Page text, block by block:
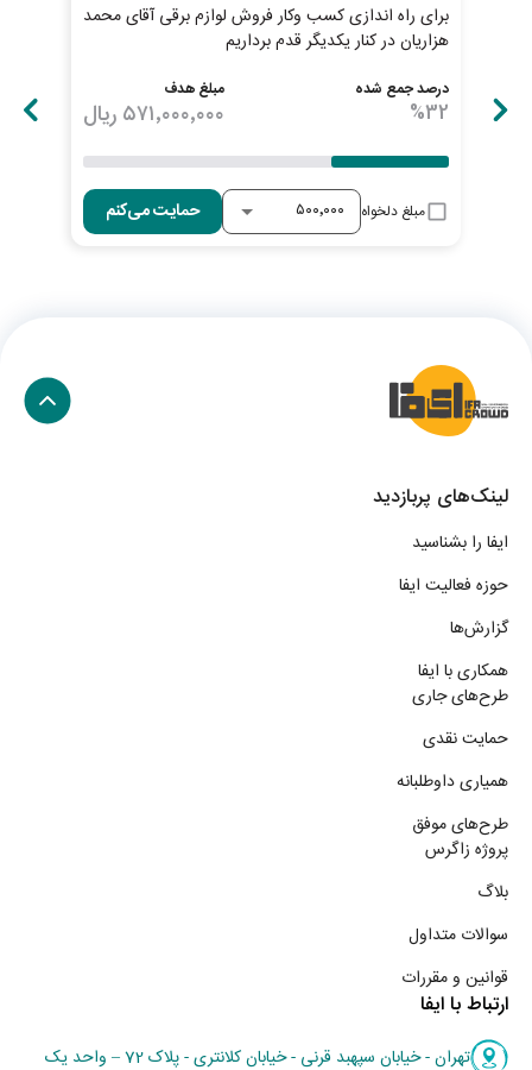
برای راه اندازی کسب وکار فروش لوازم برقی آقای محمد
هزاریان در کنار یکدیگر قدم برداریم
درصد جمع شده
%32
مبلغ هدف
۵۷۱٬۰۰۰٬۰۰۰ ریال
مبلغ دلخواه حمایت می‌کنم
لینک‌های پربازدید
ایفا را بشناسید
حوزه فعالیت ایفا
گزارش‌ها
همکاری با ایفا
طرح‌های جاری
حمایت نقدی
همیاری داوطلبانه
طرح‌های موفق
پروژه زاگرس
بلاگ
سوالات متداول
قوانین و مقررات
ارتباط با ایفا
تهران - خیابان سپهبد قرنی - خیابان کلانتری - پلاک 72 – واحد یک